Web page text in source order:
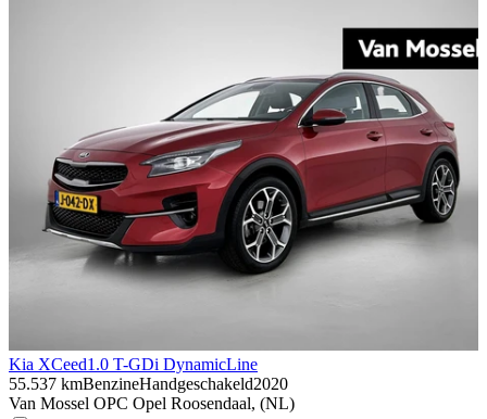
Kia XCeed1.0 T-GDi DynamicLine
55.537 kmBenzineHandgeschakeld2020
Van Mossel OPC Opel Roosendaal, (NL)